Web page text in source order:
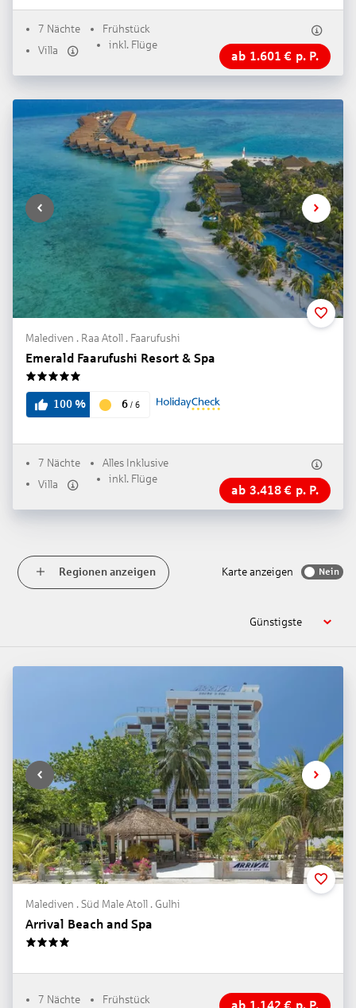
7 Nächte
Frühstück
Villa
inkl. Flüge
ab 1.601 € p. P.
Malediven . Raa Atoll . Faarufushi
Emerald Faarufushi Resort & Spa
100% 6 / 6
7 Nächte
Alles Inklusive
Villa
inkl. Flüge
ab 3.418€ p. P.
Regionen anzeigen Karte anzeigen Nein
Günstigste
Malediven . Süd Male Atoll . Gulhi
Arrival Beach and Spa
7 Nächte Frühstück